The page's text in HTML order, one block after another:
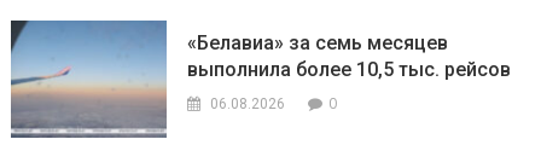
«Белавиа» за семь месяцев
выполнила более 10,5 тыс. рейсов
06.08.2026 0